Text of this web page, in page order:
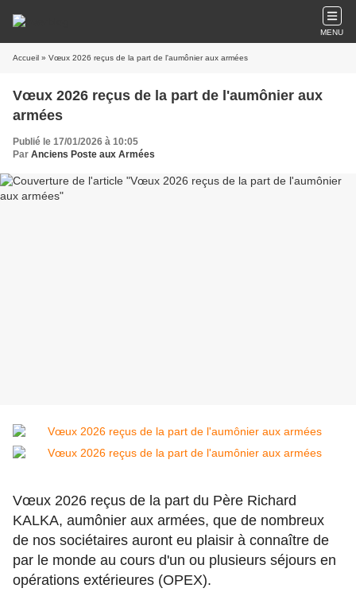
MENU
Accueil » Vœux 2026 reçus de la part de l'aumônier aux armées
Vœux 2026 reçus de la part de l'aumônier aux
armées
Publié le 17/01/2026 à 10:05
Par Anciens Poste aux Armées
Vœux 2026 reçus de la part du Père Richard
KALKA, aumônier aux armées, que de nombreux
de nos sociétaires auront eu plaisir à connaître de
par le monde au cours d'un ou plusieurs séjours en
opérations extérieures (OPEX).